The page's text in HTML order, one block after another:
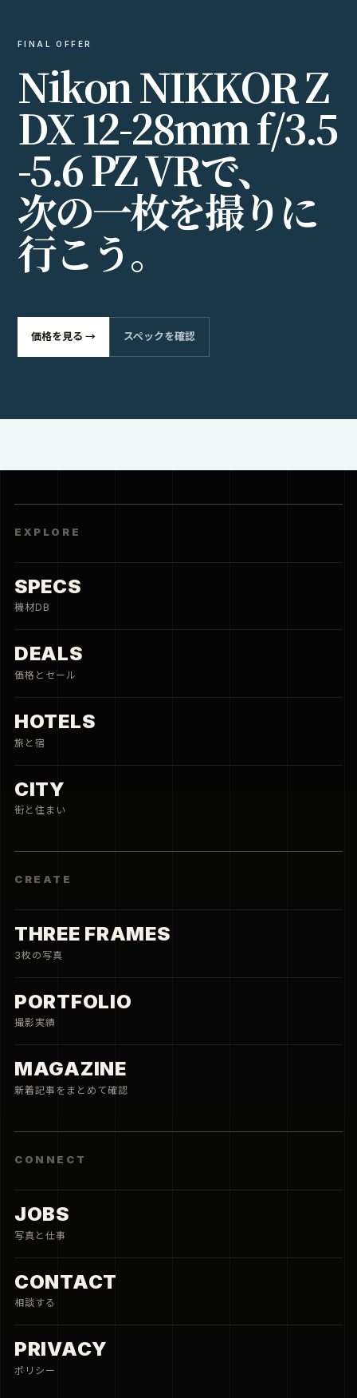
FINAL OFFER
NikonNIKKORZ
DX12-28mmf/3.5
-5.6PZVRで、
次の一枚を撮りに
行こう。
価格を見る → スペックを確認
EXPLORE
SPECS
機材DB
DEALS
価格とセール
HOTELS
旅と宿
CITY
街と住まい
CREATE
THREE FRAMES
3枚の写真
PORTFOLIO
撮影実績
MAGAZINE
新着記事をまとめて確認
CONNECT
JOBS
写真と仕事
CONTACT
相談する
PRIVACY
ポリシー